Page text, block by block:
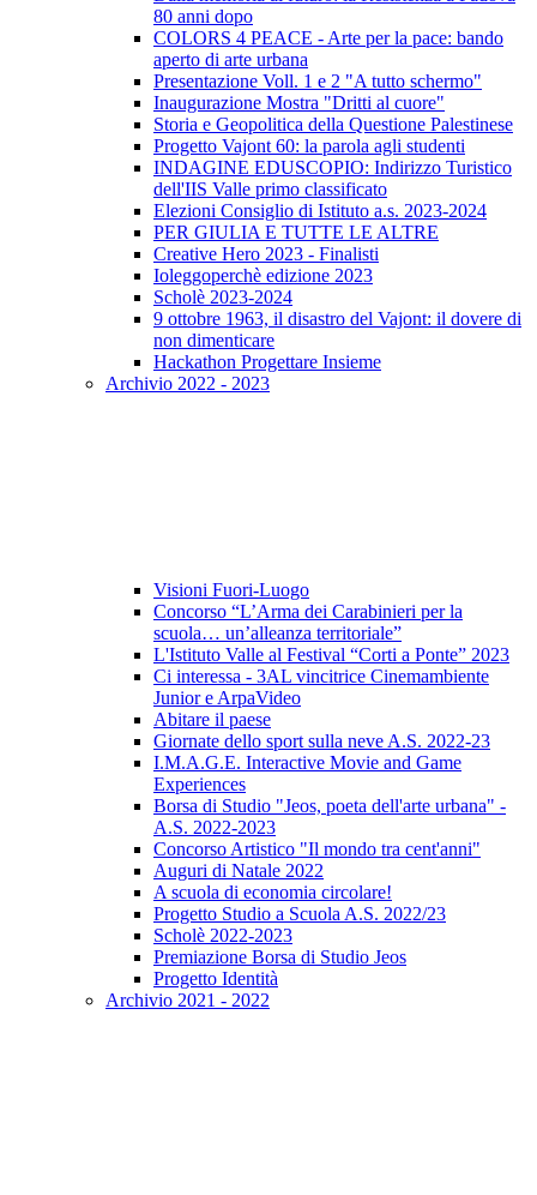
80 anni dopo
COLORS 4 PEACE - Arte per la pace: bando
aperto di arte urbana
Presentazione Voll. 1 e 2 "A tutto schermo"
Inaugurazione Mostra "Dritti al cuore"
Storia e Geopolitica della Questione Palestinese
Progetto Vajont 60: la parola agli studenti
INDAGINE EDUSCOPIO: Indirizzo Turistico
dell'IIS Valle primo classificato
Elezioni Consiglio di Istituto a.s. 2023-2024
PER GIULIA E TUTTE LE ALTRE
Creative Hero 2023 - Finalisti
Ioleggoperchè edizione 2023
Scholè 2023-2024
9 ottobre 1963, il disastro del Vajont: il dovere di
non dimenticare
Hackathon Progettare Insieme
Archivio 2022 - 2023
Visioni Fuori-Luogo
Concorso “L’Arma dei Carabinieri per la
scuola… un’alleanza territoriale”
L'Istituto Valle al Festival “Corti a Ponte” 2023
Ci interessa - 3AL vincitrice Cinemambiente
Junior e ArpaVideo
Abitare il paese
Giornate dello sport sulla neve A.S. 2022-23
I.M.A.G.E. Interactive Movie and Game
Experiences
Borsa di Studio "Jeos, poeta dell'arte urbana" -
A.S. 2022-2023
Concorso Artistico "Il mondo tra cent'anni"
Auguri di Natale 2022
A scuola di economia circolare!
Progetto Studio a Scuola A.S. 2022/23
Scholè 2022-2023
Premiazione Borsa di Studio Jeos
Progetto Identità
Archivio 2021 - 2022